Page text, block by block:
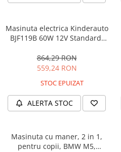
Masinuta electrica Kinderauto
BJF119B 60W 12V Standard,
864,29 RON
559,24 RON
STOC EPUIZAT
ALERTA STOC
Masinuta cu maner, 2 in 1,
pentru copii, BMW M5,